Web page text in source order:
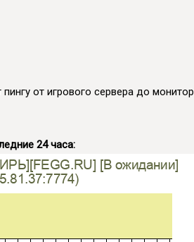
пингу от игрового сервера до
24 часа: